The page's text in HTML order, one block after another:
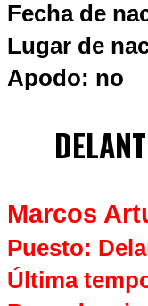
Fecha de
Lugar de
Apodo: no
Marcos
Puesto:
Última